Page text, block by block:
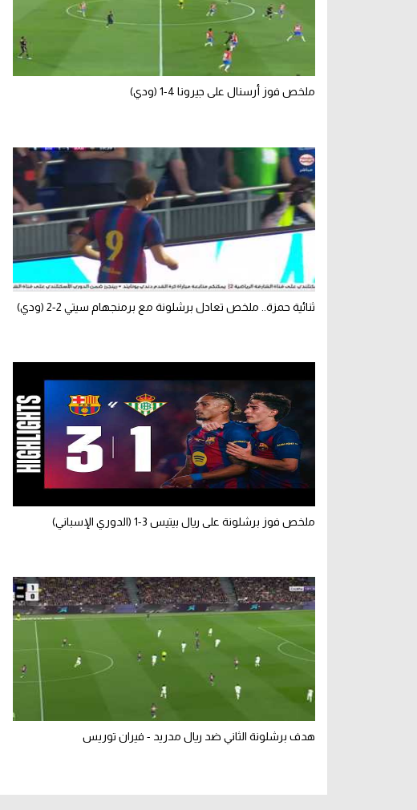
ملخص فوز أرسنال على جيرونا 4-1 (ودي)
ثنائية حمزة.. ملخص تعادل برشلونة مع برمنجهام سيتي 2-2 (ودي)
ملخص فوز برشلونة على ريال بيتيس 3-1 (الدوري الإسباني)
هدف برشلونة الثاني ضد ريال مدريد - فيران توريس